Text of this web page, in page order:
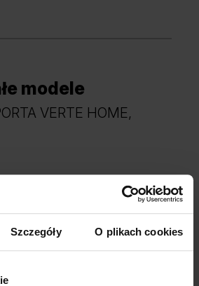
Szczegóły O plikach cookies
modele
VERTE HOME,